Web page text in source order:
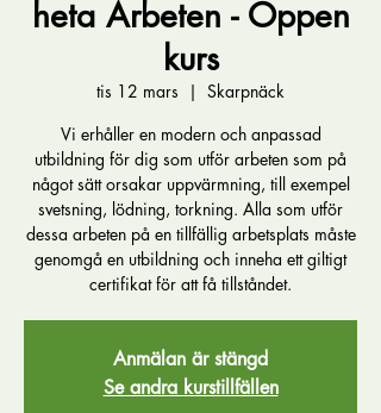
heta Arbeten - Öppen
kurs
tis 12 mars
  |
Skarpnäck
Vi erhåller en modern och anpassad
utbildning för dig som utför arbeten som på
något sätt orsakar uppvärmning, till exempel
svetsning, lödning, torkning. Alla som utför
dessa arbeten på en tillfällig arbetsplats måste
genomgå en utbildning och inneha ett giltigt
certifikat för att få tillståndet.
Anmälan är stängd
Se andra kurstillfällen